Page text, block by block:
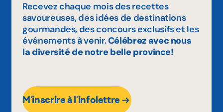
Recevez chaque mois des recettes
savoureuses, des idées de destinations
gourmandes, des concours exclusifs et les
événements à venir.Célébrez avec nous
la diversité de notre belle province!
M'inscrire à l'infolettre